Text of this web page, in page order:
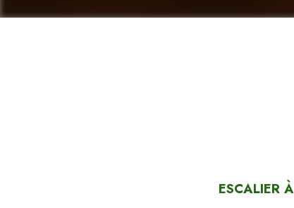
ESCALIER